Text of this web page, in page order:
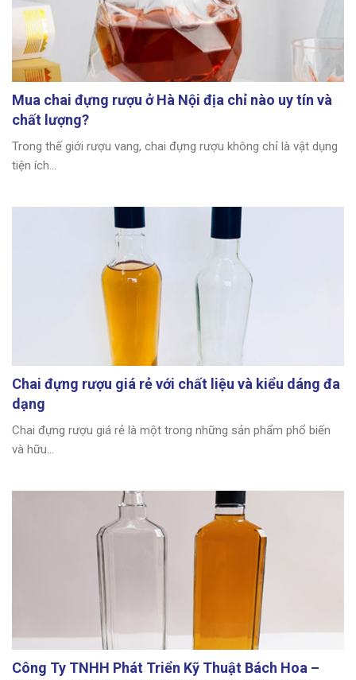
Mua chai đựng rượu ở Hà Nội địa chỉ nào uy tín và
chất lượng?
Trong thế giới rượu vang, chai đựng rượu không chỉ là vật dụng
tiện ích...
Chai đựng rượu giá rẻ với chất liệu và kiểu dáng đa
dạng
Chai đựng rượu giá rẻ là một trong những sản phẩm phổ biến
và hữu...
Công Ty TNHH Phát Triển Kỹ Thuật Bách Hoa –